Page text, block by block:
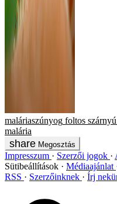
maláriaszúnyog foltos
malária
Megosztás
Impresszum Szerzői jogok
Sütibeállítások
Médiaajánlat
RSS
Szerzőinknek Írj